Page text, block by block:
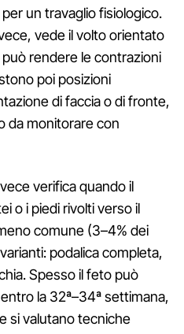
un travaglio fisiologico.
vede il volto orientato
rendere le contrazioni
poi posizioni
di faccia o di fronte,
da monitorare con
verifica quando il
o i piedi rivolti verso il
comune (3–4% dei
podalica completa,
Spesso il feto può
la 32ª–34ª settimana,
si valutano tecniche